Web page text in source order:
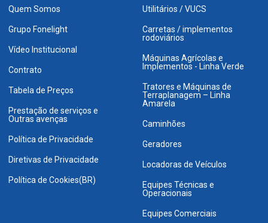
Quem Somos
Grupo Fonelight
Vídeo Institucional
Contrato
Tabela de Preços
Prestação de serviços e
Outras avenças
Política de Privacidade
Diretivas de Privacidade
Política de Cookies(BR)
Utilitários / VUCS
Carretas / implementos
rodoviários
Máquinas Agrícolas e
Implementos - Linha Verde
Tratores e Máquinas de
Terraplanagem – Linha
Amarela
Caminhões
Geradores
Locadoras de Veículos
Equipes Técnicas e
Operacionais
Equipes Comerciais